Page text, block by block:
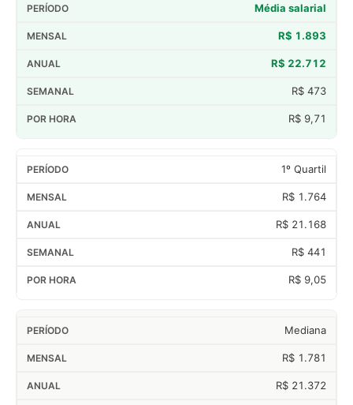
Média salarial
R$ 1.893
R$ 22.712
R$ 473
R$ 9,71
1º Quartil
R$ 1.764
R$ 21.168
R$ 441
R$ 9,05
Mediana
R$ 1.781
R$ 21.372